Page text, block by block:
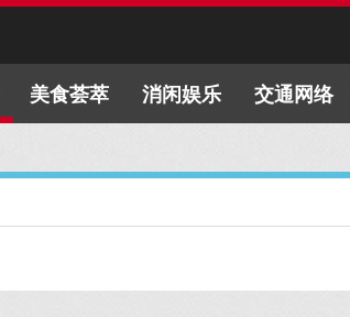
美食荟萃 消闲娱乐 交通网络